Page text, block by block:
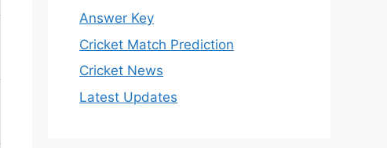
Answer Key
Cricket Match Prediction
Cricket News
Latest Updates